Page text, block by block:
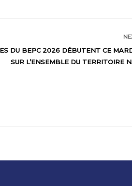
DU BEPC 2026 DÉBUTENT CE
SUR L’ENSEMBLE DU TERRITOIRE